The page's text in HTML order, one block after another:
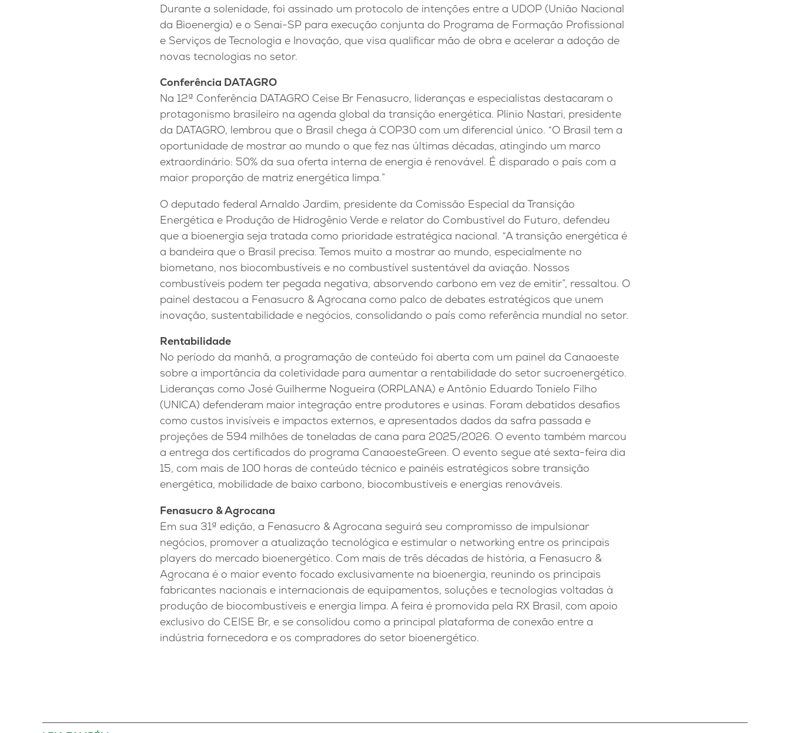
Durante a solenidade, foi assinado um protocolo de intenções entre a UDOP (União Nacional
da Bioenergia) e o Senai-SP para execução conjunta do Programa de Formação Profissional
e Serviços de Tecnologia e Inovação, que visa qualificar mão de obra e acelerar a adoção de
novas tecnologias no setor.
Conferência DATAGRO
Na 12ª Conferência DATAGRO Ceise Br Fenasucro, lideranças e especialistas destacaram o
protagonismo brasileiro na agenda global da transição energética. Plinio Nastari, presidente
da DATAGRO, lembrou que o Brasil chega à COP30 com um diferencial único. “O Brasil tem a
oportunidade de mostrar ao mundo o que fez nas últimas décadas, atingindo um marco
extraordinário: 50% da sua oferta interna de energia é renovável. É disparado o país com a
maior proporção de matriz energética limpa.”
O deputado federal Arnaldo Jardim, presidente da Comissão Especial da Transição
Energética e Produção de Hidrogênio Verde e relator do Combustível do Futuro, defendeu
que a bioenergia seja tratada como prioridade estratégica nacional. “A transição energética é
a bandeira que o Brasil precisa. Temos muito a mostrar ao mundo, especialmente no
biometano, nos biocombustíveis e no combustível sustentável da aviação. Nossos
combustíveis podem ter pegada negativa, absorvendo carbono em vez de emitir”, ressaltou. O
painel destacou a Fenasucro & Agrocana como palco de debates estratégicos que unem
inovação, sustentabilidade e negócios, consolidando o país como referência mundial no setor.
Rentabilidade
No período da manhã, a programação de conteúdo foi aberta com um painel da Canaoeste
sobre a importância da coletividade para aumentar a rentabilidade do setor sucroenergético.
Lideranças como José Guilherme Nogueira (ORPLANA) e Antônio Eduardo Tonielo Filho
(UNICA) defenderam maior integração entre produtores e usinas. Foram debatidos desafios
como custos invisíveis e impactos externos, e apresentados dados da safra passada e
projeções de 594 milhões de toneladas de cana para 2025/2026. O evento também marcou
a entrega dos certificados do programa CanaoesteGreen. O evento segue até sexta-feira dia
15, com mais de 100 horas de conteúdo técnico e painéis estratégicos sobre transição
energética, mobilidade de baixo carbono, biocombustíveis e energias renováveis.
Fenasucro & Agrocana
Em sua 31ª edição, a Fenasucro & Agrocana seguirá seu compromisso de impulsionar
negócios, promover a atualização tecnológica e estimular o networking entre os principais
players do mercado bioenergético. Com mais de três décadas de história, a Fenasucro &
Agrocana é o maior evento focado exclusivamente na bioenergia, reunindo os principais
fabricantes nacionais e internacionais de equipamentos, soluções e tecnologias voltadas à
produção de biocombustíveis e energia limpa. A feira é promovida pela RX Brasil, com apoio
exclusivo do CEISE Br, e se consolidou como a principal plataforma de conexão entre a
indústria fornecedora e os compradores do setor bioenergético.